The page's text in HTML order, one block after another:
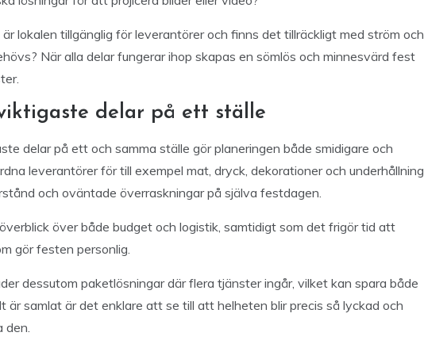
lokalen tillgänglig för leverantörer och finns det tillräckligt med ström och
När alla delar fungerar ihop skapas en sömlös och minnesvärd fest
delar på ett ställe
delar på ett och samma ställe gör planeringen både smidigare och
leverantörer för till exempel mat, dryck, dekorationer och underhållning
och oväntade överraskningar på själva festdagen.
över både budget och logistik, samtidigt som det frigör tid att
gör festen personlig.
dessutom paketlösningar där flera tjänster ingår, vilket kan spara både
är samlat är det enklare att se till att helheten blir precis så lyckad och
den.